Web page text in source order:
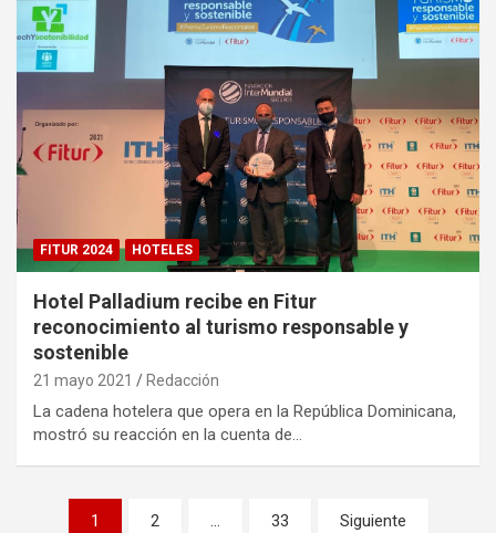
FITUR 2024 HOTELES
Hotel Palladium recibe en Fitur
reconocimiento al turismo responsable y
sostenible
21 mayo 2021 Redacción
La cadena hotelera que opera en la República Dominicana,
mostró su reacción en la cuenta de…
Paginación
1 2 … 33 Siguiente